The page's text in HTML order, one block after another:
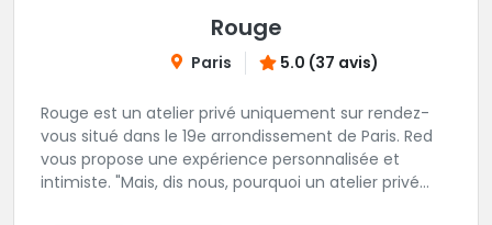
Rouge
Paris 5.0 (37 avis)
Rouge est un atelier privé uniquement sur rendez-
vous situé dans le 19e arrondissement de Paris. Red
vous propose une expérience personnalisée et
intimiste. "Mais, dis nous, pourquoi un atelier privé